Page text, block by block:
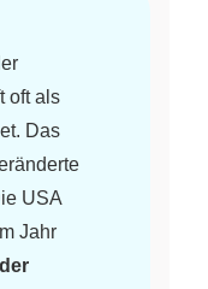
oft als
Das
USA
Jahr